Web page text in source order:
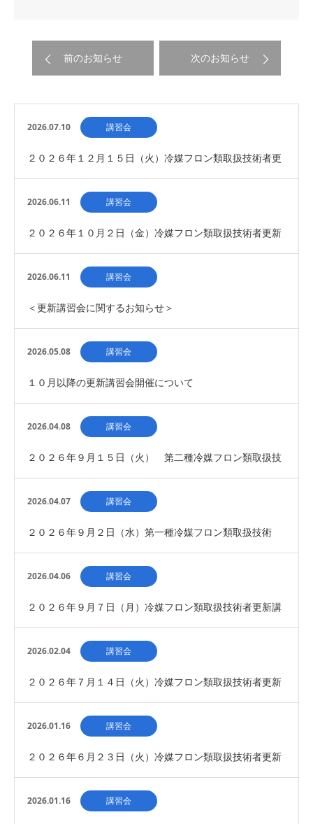
前のお知らせ 次のお知らせ
2026.07.10 講習会
２０２６年１２月１５日（火）冷媒フロン類取扱技術者更
新講習会 開催について
2026.06.11 講習会
２０２６年１０月２日（金）冷媒フロン類取扱技術者更新
講習会 開催について
2026.06.11 講習会
＜更新講習会に関するお知らせ＞
2026.05.08 講習会
１０月以降の更新講習会開催について
2026.04.08 講習会
２０２６年９月１５日（火） 第二種冷媒フロン類取扱技
術者 新規講習会 開催について(募集締め切り）
2026.04.07 講習会
２０２６年９月２日（水）第一種冷媒フロン類取扱技術
者 新規講習会 開催について
2026.04.06 講習会
２０２６年９月７日（月）冷媒フロン類取扱技術者更新講
習会 開催について
2026.02.04 講習会
２０２６年７月１４日（火）冷媒フロン類取扱技術者更新
講習会 開催について（募集締め切り）
2026.01.16 講習会
２０２６年６月２３日（火）冷媒フロン類取扱技術者更新
講習会 開催について(募集締め切り）
2026.01.16 講習会